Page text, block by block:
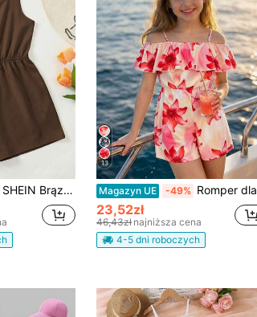
SHEIN Brązowy, swobodny, luźny kombinezon dla nastolatek, odpowiedni do noszenia na co dzień, na wakacje i na plażę
13
Magazyn UE -49% Romper dla dziewczynek w wieku tween na wakacje z kwiatowym nadrukiem, falbankami i odkrytymi ramionami
23,52zł
46,43zł najniższa cena
4-5 dni roboczych